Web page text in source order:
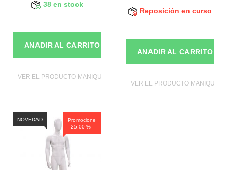
38 en stock
ANADIR AL CARRITO
VER EL PRODUCTO MANIQUIES
Reposición en curso
ANADIR AL CARRITO
VER EL PRODUCTO MANIQUIES
Promocione
- 25,00 %
NOVEDAD